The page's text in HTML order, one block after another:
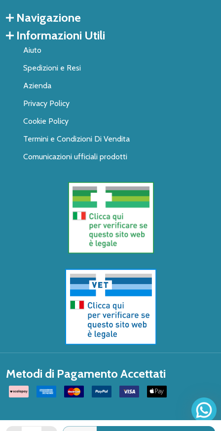
Navigazione
Informazioni Utili
Aiuto
Spedizioni e Resi
Azienda
Privacy Policy
Cookie Policy
Termini e Condizioni Di Vendita
Comunicazioni ufficiali prodotti
Metodi di Pagamento Accettati